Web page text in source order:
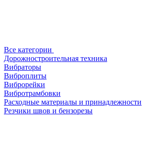
Все категории
Дорожностроительная техника
Вибраторы
Виброплиты
Виброрейки
Вибротрамбовки
Расходные материалы и принадлежности
Резчики швов и бензорезы